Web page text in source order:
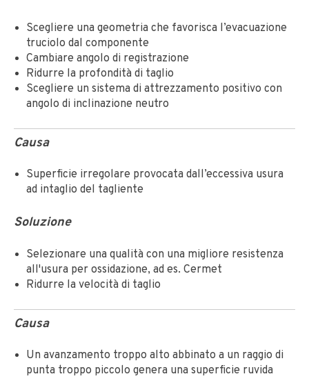
Scegliere una geometria che favorisca l’evacuazione
truciolo dal componente
Cambiare angolo di registrazione
Ridurre la profondità di taglio
Scegliere un sistema di attrezzamento positivo con
angolo di inclinazione neutro
Causa
Superficie irregolare provocata dall’eccessiva usura
ad intaglio del tagliente
Soluzione
Selezionare una qualità con una migliore resistenza
all'usura per ossidazione, ad es. Cermet
Ridurre la velocità di taglio
Causa
Un avanzamento troppo alto abbinato a un raggio di
punta troppo piccolo genera una superficie ruvida